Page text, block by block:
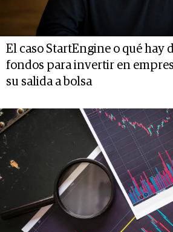
El caso StartEngine o qué hay
fondos para invertir en
su salida a bolsa